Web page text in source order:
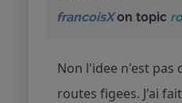
francoisXon topic
Non l'idee n'est pas
routes figees. J'ai